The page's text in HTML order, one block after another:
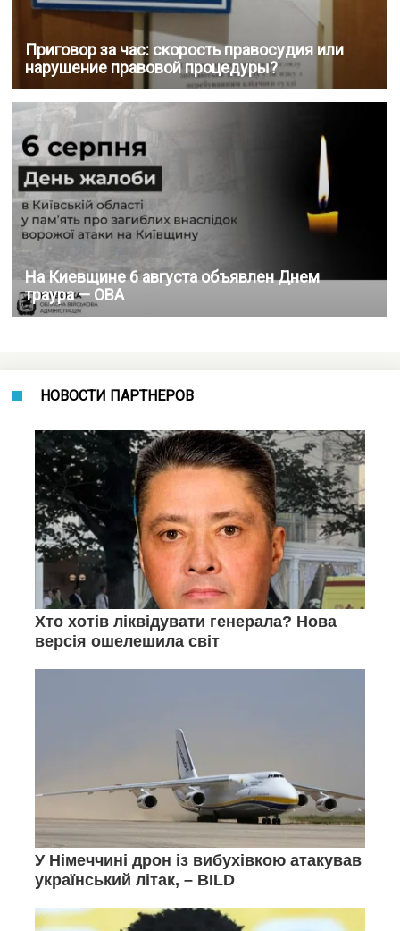
Приговор за час: скорость правосудия или
нарушение правовой процедуры?
На Киевщине 6 августа объявлен Днем
траура — ​​ОВА
НОВОСТИ ПАРТНЕРОВ